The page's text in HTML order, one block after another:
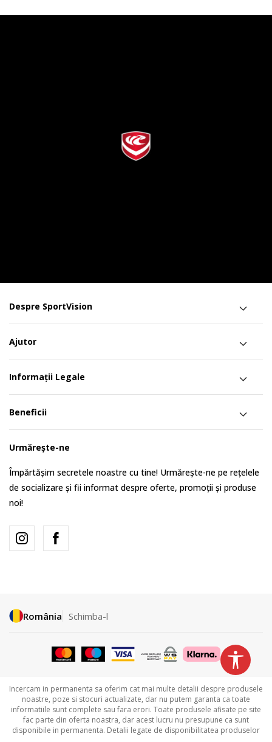
Despre SportVision
Ajutor
Informații Legale
Beneficii
Urmărește-ne
Împărtășim secretele noastre cu tine! Urmărește-ne pe rețelele
de socializare și fii informat despre oferte, promoții și produse
noi!
România Schimba-l
Incercam in permanenta sa oferim cat mai multe detalii despre produsele
noastre, poze si stocuri actualizate, dar nu putem garanta ca toate
informatiile sunt complete sau fara erori. Toate produsele afisate pe site
fac parte din oferta noastra, dar acest lucru nu presupune ca sunt
disponibile in permanenta. Detalii legate de disponibilitatea produselor